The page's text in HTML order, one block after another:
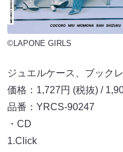
©LAPONE GIRLS
ジュエルケース、ブック
価格：1,727円 (税抜) /
品番：YRCS-90247
・CD
1.Click